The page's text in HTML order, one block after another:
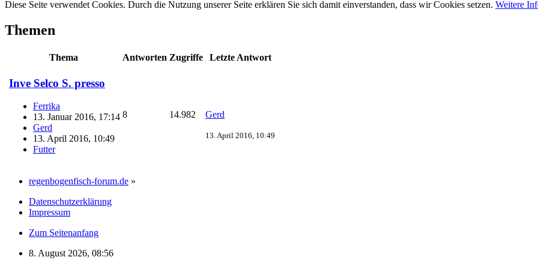
Diese Seite verwendet Cookies. Durch die Nutzung unserer Seite erklären Sie sich damit einverstanden, dass wir Cookies setzen. Weitere
Themen
Thema Antworten Zugriffe Letzte Antwort
Inve Selco S. presso
Ferrika
13. Januar 2016, 17:14
Gerd
13. April 2016, 10:49
Futter
8 14.982 Gerd
13. April 2016, 10:49
regenbogenfisch-forum.de »
Datenschutzerklärung
Impressum
Zum Seitenanfang
8. August 2026, 08:56